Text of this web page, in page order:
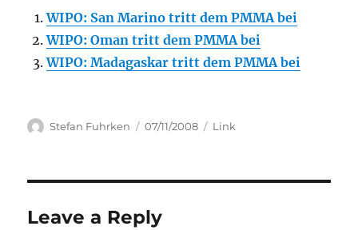
WIPO: San Marino tritt dem PMMA bei
WIPO: Oman tritt dem PMMA bei
WIPO: Madagaskar tritt dem PMMA bei
Author
Stefan Fuhrken
Posted
07/11/2008 Categories
Link
Leave a Reply